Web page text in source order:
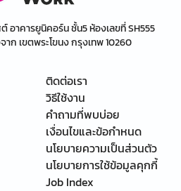
ต์ อาคารยูนิคอร์น ชั้น5 ห้องเลขที่ SH555
ก เขตพระโขนง กรุงเทพ 10260
ติดต่อเรา
วิธีใช้งาน
คำถามที่พบบ่อย
เงื่อนไขและข้อกำหนด
นโยบายความเป็นส่วนตัว
นโยบายการใช้ข้อมูลคุกกี้
Job Index